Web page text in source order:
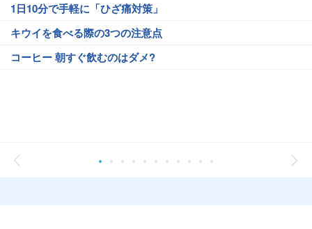
1日10分で手軽に「ひざ痛対策」
キウイを食べる際の3つの注意点
コーヒー 朝すぐ飲むのはダメ?